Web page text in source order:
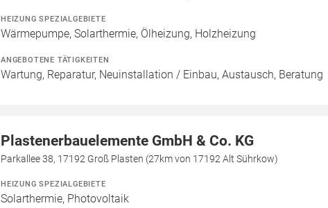
HEIZUNG SPEZIALGEBIETE
Wärmepumpe, Solarthermie, Ölheizung, Holzheizung
ANGEBOTENE TÄTIGKEITEN
Wartung, Reparatur, Neuinstallation / Einbau, Austausch, Beratung
Plastenerbauelemente GmbH & Co. KG
Parkallee 38, 17192 Groß Plasten (27km von 17192 Alt Sührkow)
HEIZUNG SPEZIALGEBIETE
Solarthermie, Photovoltaik